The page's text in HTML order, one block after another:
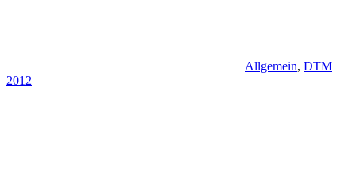
Allgemein, DTM
2012